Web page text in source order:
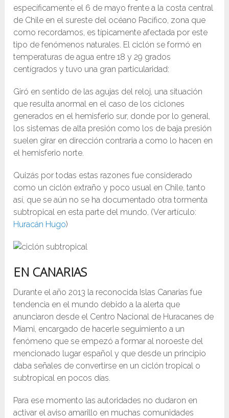
específicamente el 6 de mayo frente a la costa central
de Chile en el sureste del océano Pacífico, zona que
como recordamos, es típicamente afectada por este
tipo de fenómenos naturales. El ciclón se formó en
temperaturas de agua entre 18 y 29 grados
centígrados y tuvo una gran particularidad:
Giró en sentido de las agujas del reloj, una situación
que resulta anormal en el caso de los ciclones
generados en el hemisferio sur, donde por lo general,
los sistemas de alta presión como los de baja presión
suelen girar en dirección contraria a como lo hacen en
el hemisferio norte.
Quizás por todas estas razones fue considerado
como un ciclón extraño y poco usual en Chile, tanto
así, que se aún no se ha documentado otra tormenta
subtropical en esta parte del mundo. (Ver artículo:
Huracán Hugo)
EN CANARIAS
Durante el año 2013 la reconocida Islas Canarias fue
tendencia en el mundo debido a la alerta que
anunciaron desde el Centro Nacional de Huracanes de
Miami, encargado de hacerle seguimiento a un
fenómeno que se empezó a formar al noroeste del
mencionado lugar español y que desde un principio
daba señales de convertirse en un ciclón tropical o
subtropical en pocos días.
Para ese momento las autoridades no dudaron en
activar el aviso amarillo en muchas comunidades